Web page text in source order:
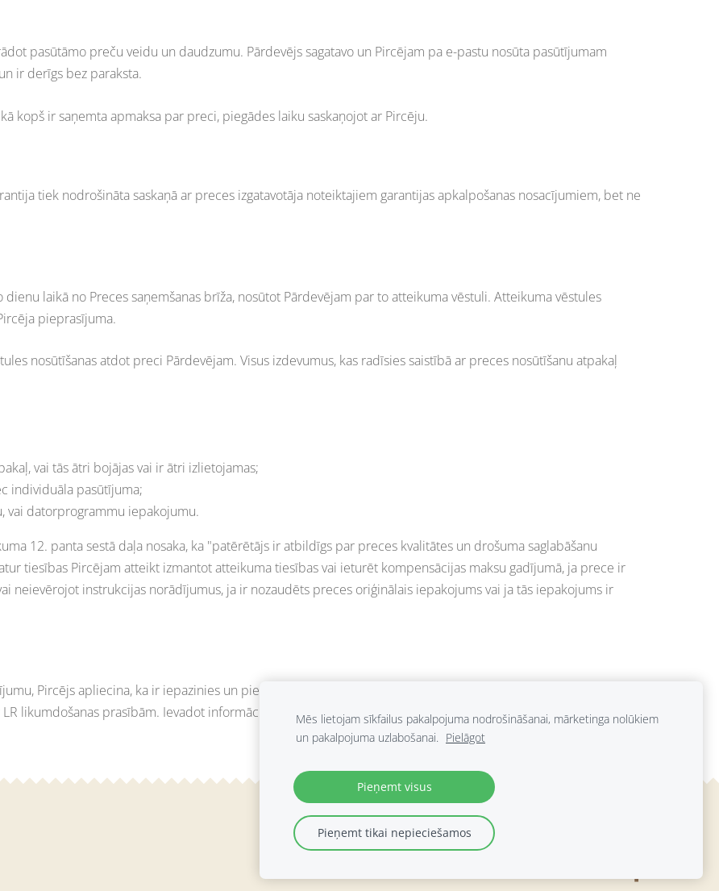
pasūtāmo preču veidu un daudzumu. Pārdevējs sagatavo un Pircējam pa e-pastu nosūta pasūtījumam
ir derīgs bez paraksta.
kopš ir saņemta apmaksa par preci, piegādes laiku saskaņojot ar Pircēju.
tiek nodrošināta saskaņā ar preces izgatavotāja noteiktajiem garantijas apkalpošanas nosacījumiem, bet ne
laikā no Preces saņemšanas brīža, nosūtot Pārdevējam par to atteikuma vēstuli. Atteikuma vēstules
pieprasījuma.
nosūtīšanas atdot preci Pārdevējam. Visus izdevumus, kas radīsies saistībā ar preces nosūtīšanu atpakaļ
vai tās ātri bojājas vai ir ātri izlietojamas;
individuāla pasūtījuma;
vai datorprogrammu iepakojumu.
12. panta sestā daļa nosaka, ka "patērētājs ir atbildīgs par preces kvalitātes un drošuma saglabāšanu
tiesības Pircējam atteikt izmantot atteikuma tiesības vai ieturēt kompensācijas maksu gadījumā, ja prece ir
neievērojot instrukcijas norādījumus, ja ir nozaudēts preces oriģinālais iepakojums vai ja tās iepakojums ir
Pircējs apliecina, ka ir iepazinies un piekrīt, ka viņa sniegtie dati tiek izmantoti, lai Pārdevējs varētu pieņemt
likumdošanas prasībām. Ievadot informāciju, Pircējs piekrīt, ka tam uz norādīto e-pastu tiks izsūtīti paziņojumi,
Mēs lietojam sīkfailus pakalpojuma nodrošināšanai, mārketinga nolūkiem
un pakalpojuma uzlabošanai. Pielāgot
Pieņemt visus
Pieņemt tikai nepieciešamos